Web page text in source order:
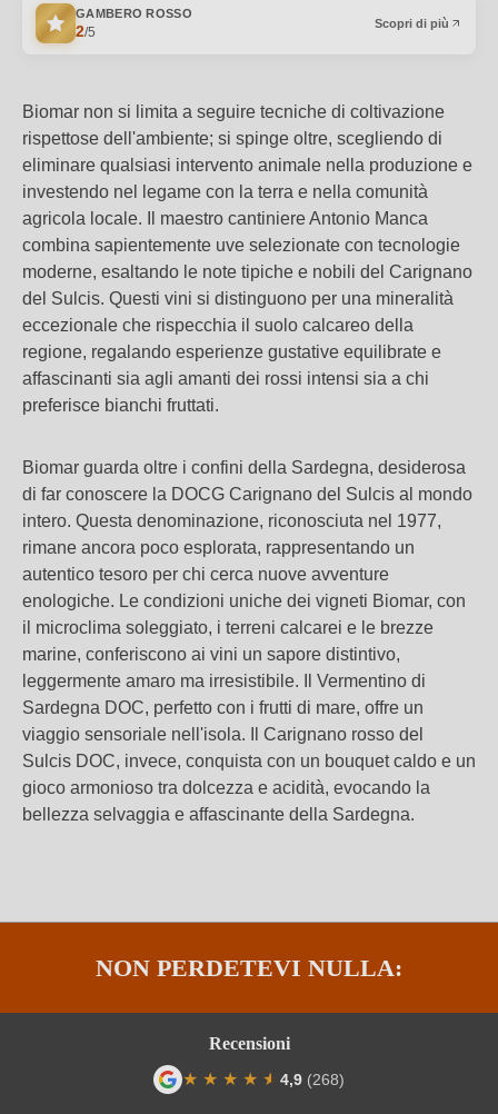
GAMBERO ROSSO
2/5
Scopri di più
Biomar non si limita a seguire tecniche di coltivazione
rispettose dell'ambiente; si spinge oltre, scegliendo di
eliminare qualsiasi intervento animale nella produzione e
investendo nel legame con la terra e nella comunità
agricola locale. Il maestro cantiniere Antonio Manca
combina sapientemente uve selezionate con tecnologie
moderne, esaltando le note tipiche e nobili del Carignano
del Sulcis. Questi vini si distinguono per una mineralità
eccezionale che rispecchia il suolo calcareo della
regione, regalando esperienze gustative equilibrate e
affascinanti sia agli amanti dei rossi intensi sia a chi
preferisce bianchi fruttati.
Biomar guarda oltre i confini della Sardegna, desiderosa
di far conoscere la DOCG Carignano del Sulcis al mondo
intero. Questa denominazione, riconosciuta nel 1977,
rimane ancora poco esplorata, rappresentando un
autentico tesoro per chi cerca nuove avventure
enologiche. Le condizioni uniche dei vigneti Biomar, con
il microclima soleggiato, i terreni calcarei e le brezze
marine, conferiscono ai vini un sapore distintivo,
leggermente amaro ma irresistibile. Il Vermentino di
Sardegna DOC, perfetto con i frutti di mare, offre un
viaggio sensoriale nell'isola. Il Carignano rosso del
Sulcis DOC, invece, conquista con un bouquet caldo e un
gioco armonioso tra dolcezza e acidità, evocando la
bellezza selvaggia e affascinante della Sardegna.
NON PERDETEVI NULLA:
Recensioni
★ ★ ★ ★ ★
★ 4,9 (268)